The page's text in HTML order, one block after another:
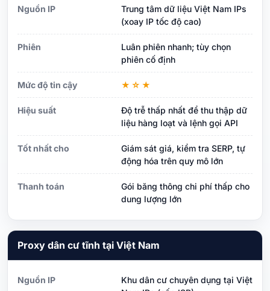
Nguồn IP
Trung tâm dữ liệu Việt Nam IPs
(xoay IP tốc độ cao)
Phiên
Luân phiên nhanh; tùy chọn
phiên cố định
Mức độ tin cậy ★☆★
Hiệu suất
Độ trễ thấp nhất để thu thập dữ
liệu hàng loạt và lệnh gọi API
Tốt nhất cho
Giám sát giá, kiểm tra SERP, tự
động hóa trên quy mô lớn
Thanh toán
Gói băng thông chi phí thấp cho
dung lượng lớn
Proxy dân cư tĩnh tại Việt Nam
Nguồn IP
Khu dân cư chuyên dụng tại Việt